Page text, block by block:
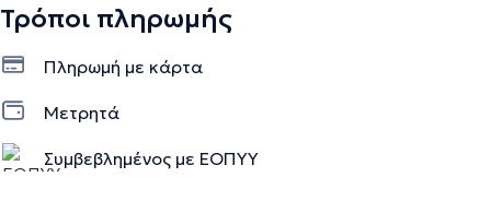
Τρόποι πληρωμής
Πληρωμή με κάρτα
Μετρητά
Συμβεβλημένος με ΕΟΠΥΥ